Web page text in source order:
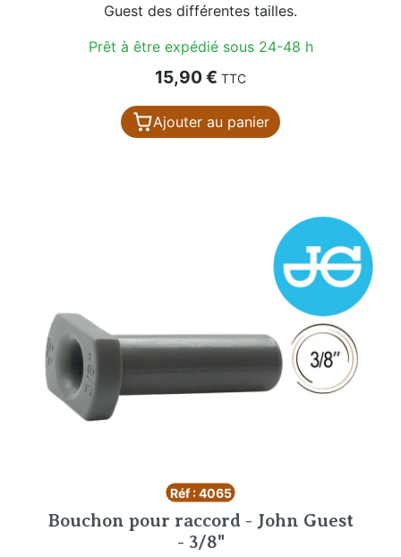
Guest des différentes tailles.
Prêt à être expédié sous 24-48 h
Prix
15,90 € TTC
Ajouter au panier
Réf : 4065
Bouchon pour raccord - John Guest
- 3/8"